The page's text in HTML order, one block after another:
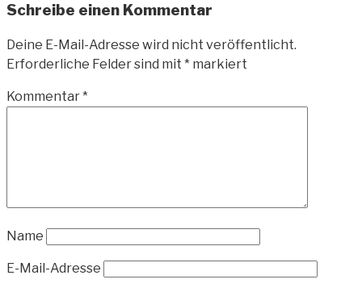
Schreibe einen Kommentar
Deine E-Mail-Adresse wird nicht veröffentlicht.
Erforderliche Felder sind mit * markiert
Kommentar*
Name
E-Mail-Adresse